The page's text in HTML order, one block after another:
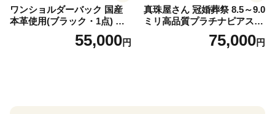
ワンショルダーバック 国産
本革使用(ブラック・1点) 鞄
バック バッグ カバン レザー
国産 日本製 牛革 黒 革 革製
55,000円
真珠屋さん 冠婚葬祭 8.5～9.0
ミリ高品質プラチナピアス P
t900 志摩産アコヤ真珠 ブラ
ックパール 黒真珠75,000円